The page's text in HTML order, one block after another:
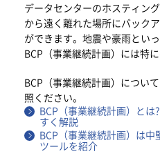
データセンターのホスティン
から遠く離れた場所にバック
ができます。地震や豪雨とい
BCP（事業継続計画）には特に
BCP（事業継続計画）につい
照ください。
BCP（事業継続計画）と
すく解説
BCP（事業継続計画）は
ツールを紹介